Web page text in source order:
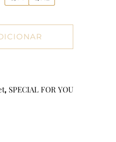
, SPECIAL FOR YOU